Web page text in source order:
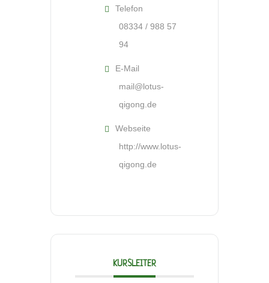
Telefon
08334 / 988 57
94
E-Mail
mail@lotus-
qigong.de
Webseite
http://www.lotus-
qigong.de
KURSLEITER